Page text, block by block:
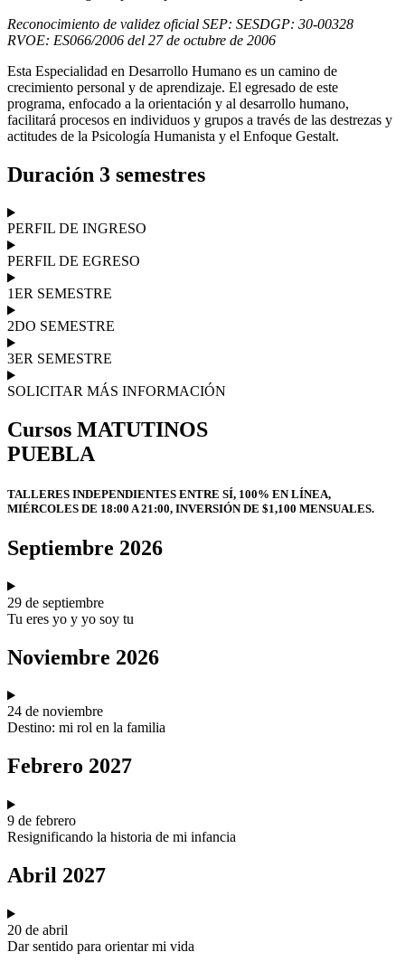
Reconocimiento de validez oficial SEP: SESDGP: 30-00328
RVOE: ES066/2006 del 27 de octubre de 2006
Esta Especialidad en Desarrollo Humano es un camino de
crecimiento personal y de aprendizaje. El egresado de este
programa, enfocado a la orientación y al desarrollo humano,
facilitará procesos en individuos y grupos a través de las destrezas y
actitudes de la Psicología Humanista y el Enfoque Gestalt.
Duración 3 semestres
PERFIL DE INGRESO
PERFIL DE EGRESO
1ER SEMESTRE
2DO SEMESTRE
3ER SEMESTRE
SOLICITAR MÁS INFORMACIÓN
Cursos MATUTINOS
PUEBLA
TALLERES INDEPENDIENTES ENTRE SÍ, 100% EN LÍNEA,
MIÉRCOLES DE 18:00 A 21:00, INVERSIÓN DE $1,100 MENSUALES.
Septiembre 2026
29 de septiembre
Tu eres yo y yo soy tu
Noviembre 2026
24 de noviembre
Destino: mi rol en la familia
Febrero 2027
9 de febrero
Resignificando la historia de mi infancia
Abril 2027
20 de abril
Dar sentido para orientar mi vida